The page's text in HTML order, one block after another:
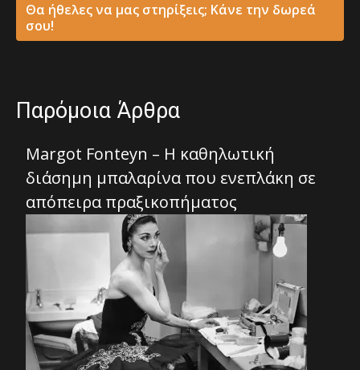
Θα ήθελες να μας στηρίξεις; Κάνε την δωρεά
σου!
Παρόμοια Άρθρα
Margot Fonteyn – Η καθηλωτική
διάσημη μπαλαρίνα που ενεπλάκη σε
απόπειρα πραξικοπήματος